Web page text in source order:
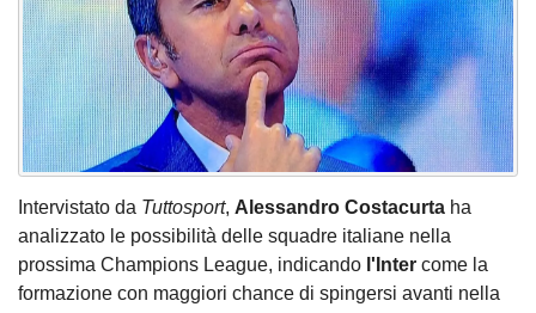
Intervistato da Tuttosport, Alessandro Costacurta ha
analizzato le possibilità delle squadre italiane nella
prossima Champions League, indicando l'Inter come la
formazione con maggiori chance di spingersi avanti nella